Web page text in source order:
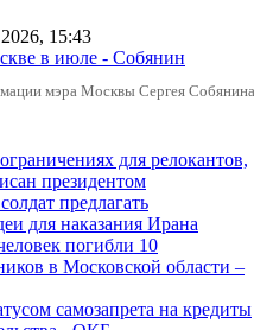
15:43
в июле - Собянин
мэра Москвы Сергея
для релокантов,
президентом
предлагать
для наказания Ирана
погибли 10
в Московской области –
самозапрета на кредиты